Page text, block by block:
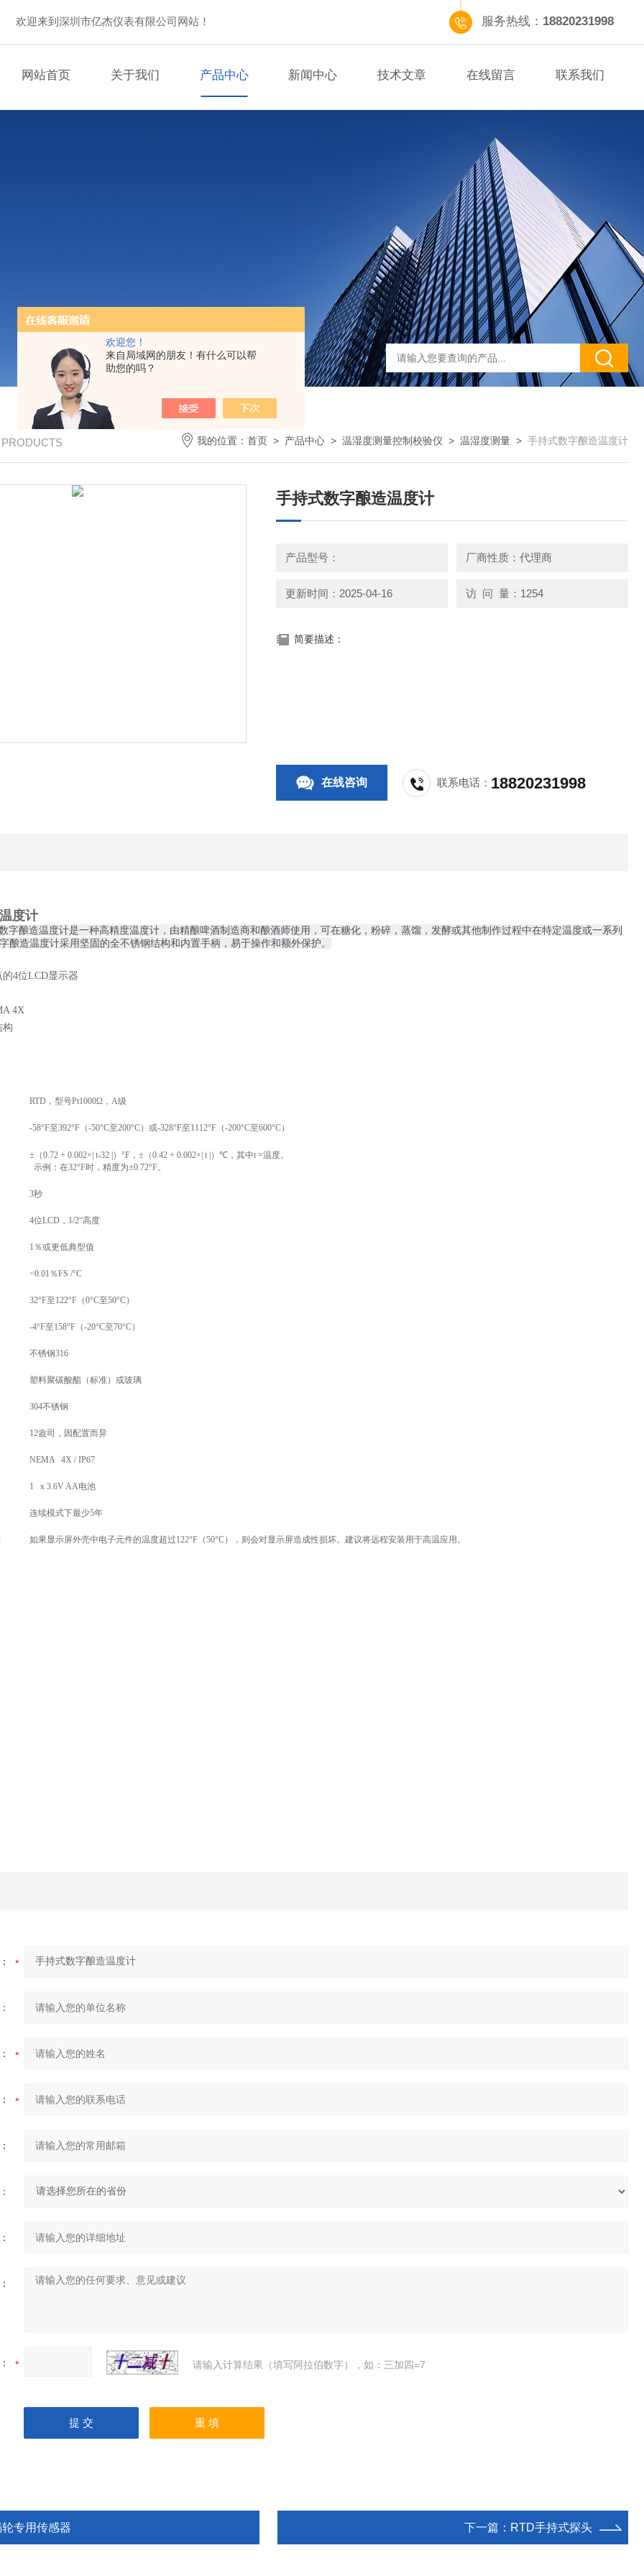
欢迎您！
来自局域网的朋友！有什么可以帮
助您的吗？
欢迎来到深圳市亿杰仪表有限公司网站！ 服务热线： 18820231998
网站首页 关于我们 产品中心 新闻中心 技术文章 在线留言 联系我们
我的位置： 首页 > 产品中心 > 温湿度测量控制校验仪 > 温湿度测量 > 手持式数字酿造温度计
手持式数字酿造温度计
产品型号： 厂商性质：代理商
更新时间：2025-04-16 访 问 量：1254
简要描述：
在线咨询 联系电话： 18820231998
度计
字酿造温度计是一种高精度温度计，由精酿啤酒制造商和酿酒师使用，可在糖化，粉碎，蒸馏，发酵或其他制作过程中在特定温度或一系列
酿造温度计采用坚固的全不锈钢结构和内置手柄，易于操作和额外保护。
的4位LCD显示器
4X
构
RTD ，型号Pt1000Ω ， A级
-58°F至392°F （-50°C至200°C）或-328°F至1112°F （-200°C至600°C）
± （0.72 + 0.002×| t-32 | ） °F ， ± （0.42 + 0.002×| t | ） ℃ ，其中t =温度。
示例：在32°F时，精度为±0.72°F。
3秒
4位LCD ， 1/2“高度
1 ％或更低典型值
<0.01 ％FS /°C
32°F至122°F （0°C至50°C）
-4°F至158°F （-20°C至70°C）
不锈钢316
塑料聚碳酸酯（标准）或玻璃
304不锈钢
12盎司，因配置而异
NEMA 4X / IP67
1 x 3.6V AA电池
连续模式下最少5年
如果显示屏外壳中电子元件的温度超过122°F （50°C），则会对显示屏造成性损坏。建议将远程安装用于高温应用。
请输入计算结果（填写阿拉伯数字），如：三加四=7
轮专用传感器 下一篇： RTD手持式探头